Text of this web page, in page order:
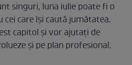
singuri, luna iulie poate fi o
care își caută jumătatea.
capitol și vor ajutați de
și pe plan profesional.